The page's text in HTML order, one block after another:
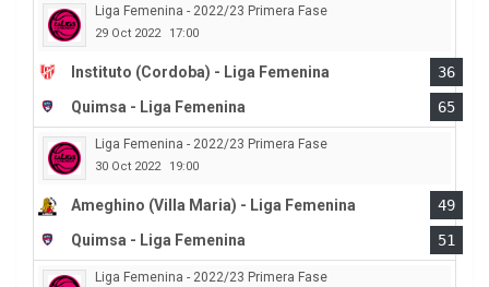
Liga Femenina - 2022/23 Primera Fase
29 Oct 2022 17:00
Instituto (Cordoba) - Liga Femenina
36
Quimsa - Liga Femenina
65
Liga Femenina - 2022/23 Primera Fase
30 Oct 2022 19:00
Ameghino (Villa Maria) - Liga Femenina
49
Quimsa - Liga Femenina
51
Liga Femenina - 2022/23 Primera Fase